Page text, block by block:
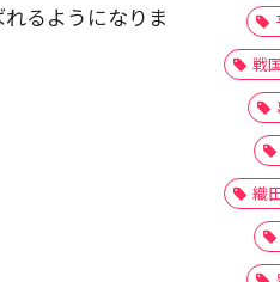
れるようになりま
戦
織